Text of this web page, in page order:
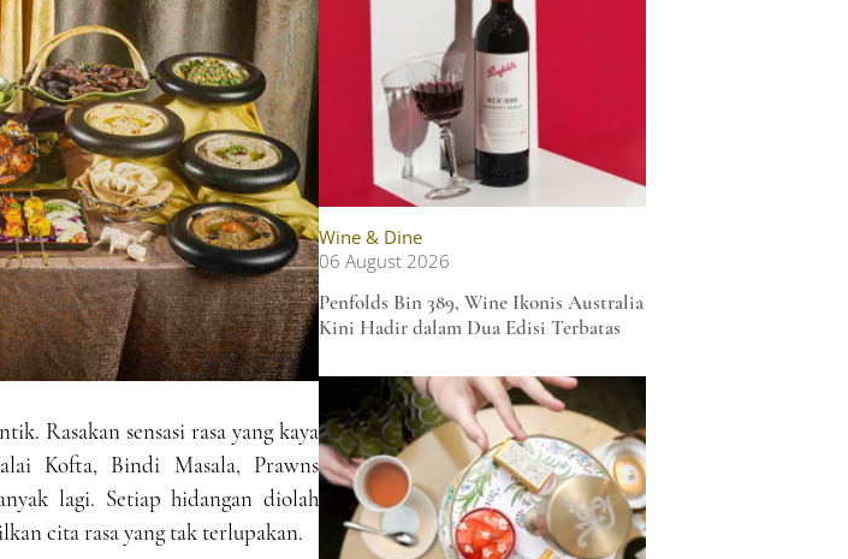
Rasakan sensasi rasa yang kaya
Kofta, Bindi Masala, Prawns
lagi. Setiap hidangan diolah
cita rasa yang tak terlupakan.
Wine & Dine
06 August 2026
Penfolds Bin 389, Wine Ikonis Australia
Kini Hadir dalam Dua Edisi Terbatas